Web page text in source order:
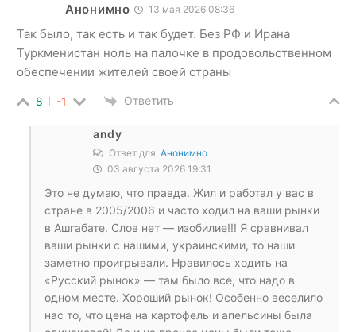
Анонимно 13 мая 2026 08:36
Так было, так есть и так будет. Без РФ и Ирана
Туркменистан ноль на палочке в продовольственном
обеспечении жителей своей страны
8 -1 Ответить
andy
Ответ для Анонимно
03 августа 2026 19:31
Это не думаю, что правда. Жил и работал у вас в
стране в 2005/2006 и часто ходил на ваши рынки
в Ашгабате. Слов нет — изобилие!!! Я сравнивал
ваши рынки с нашими, украинскими, то наши
заметно проигрывали. Нравилось ходить на
«Русский рынок» — там было все, что надо в
одном месте. Хороший рынок! Особенно веселило
нас то, что цена на картофель и апельсины была